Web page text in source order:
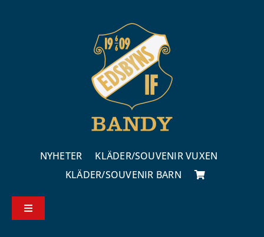
NYHETER
KLÄDER/SOUVENIR VUXEN
KLÄDER/SOUVENIR BARN
Toggle